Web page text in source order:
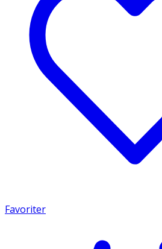
Favoriter